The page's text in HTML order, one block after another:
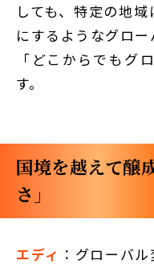
しても、特定の地
にするようなグロ
「どこからでもグ
す。
国境を越えて醸
さ」
エディ ：グローバ